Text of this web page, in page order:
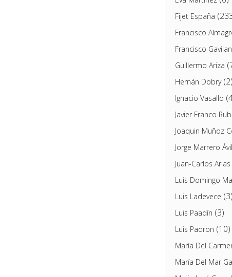
Fijet España
Francisco
Francisco Gavilan
Guillermo Ariza
Hernán Dobry(2)
Ignacio Vasallo
Javier Franco
Joaquin Muñoz
Jorge Marrero
Juan-Carlos Arias
Luis Domingo
Luis Ladevece (3)
Luis Paadín (3)
Luis Padron (10)
María Del
María Del Mar